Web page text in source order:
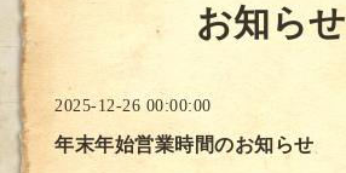
お知らせ
2025-12-26 00:00:00
年末年始営業時間のお知らせ